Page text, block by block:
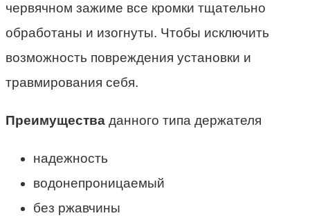
червячном зажиме все кромки тщательно
обработаны и изогнуты. Чтобы исключить
возможность повреждения установки и
травмирования себя.
Преимущества данного типа держателя
надежность
водонепроницаемый
без ржавчины